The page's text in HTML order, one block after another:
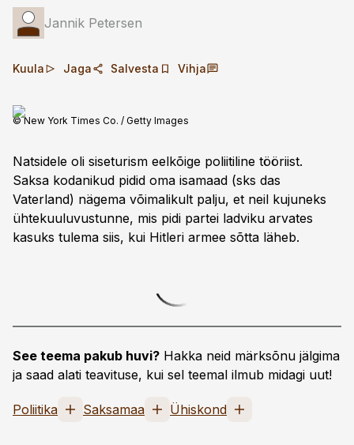
Jannik Petersen
Kuula Jaga Salvesta Vihja
© New York Times Co. / Getty Images
Natsidele oli siseturism eelkõige poliitiline tööriist.
Saksa kodanikud pidid oma isamaad (sks das
Vaterland) nägema võimalikult palju, et neil kujuneks
ühtekuuluvustunne, mis pidi partei ladviku arvates
kasuks tulema siis, kui Hitleri armee sõtta läheb.
See teema pakub huvi? Hakka neid märksõnu jälgima
ja saad alati teavituse, kui sel teemal ilmub midagi uut!
Poliitika Saksamaa Ühiskond